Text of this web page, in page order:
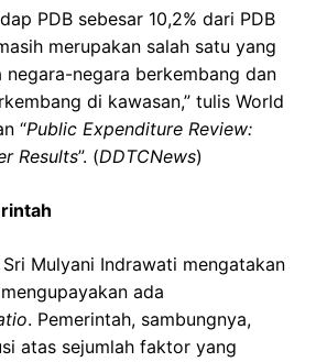
PDB sebesar 10,2% dari PDB
merupakan salah satu yang
negara berkembang dan
di kawasan,” tulis World
“Public Expenditure Review:
Results”. (DDTCNews)
Mulyani Indrawati mengatakan
ada
. Pemerintah, sambungnya,
atas sejumlah faktor yang